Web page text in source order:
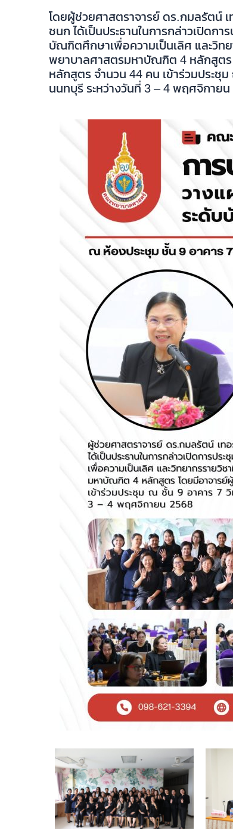
โดยผู้ช่วยศาสตราจารย์ ดร.กมลรัตน์
ชนก ได้เป็นประธานในการกล่าวเปิดก
บัณฑิตศึกษาเพื่อความเป็นเลิศ และวิ
พยาบาลศาสตรมหาบัณฑิต 4 หลักสูตร
หลักสูตร จำนวน 44 คน เข้าร่วมประ
นนทบุรี ระหว่างวันที่ 3 – 4 พฤศจิกาย